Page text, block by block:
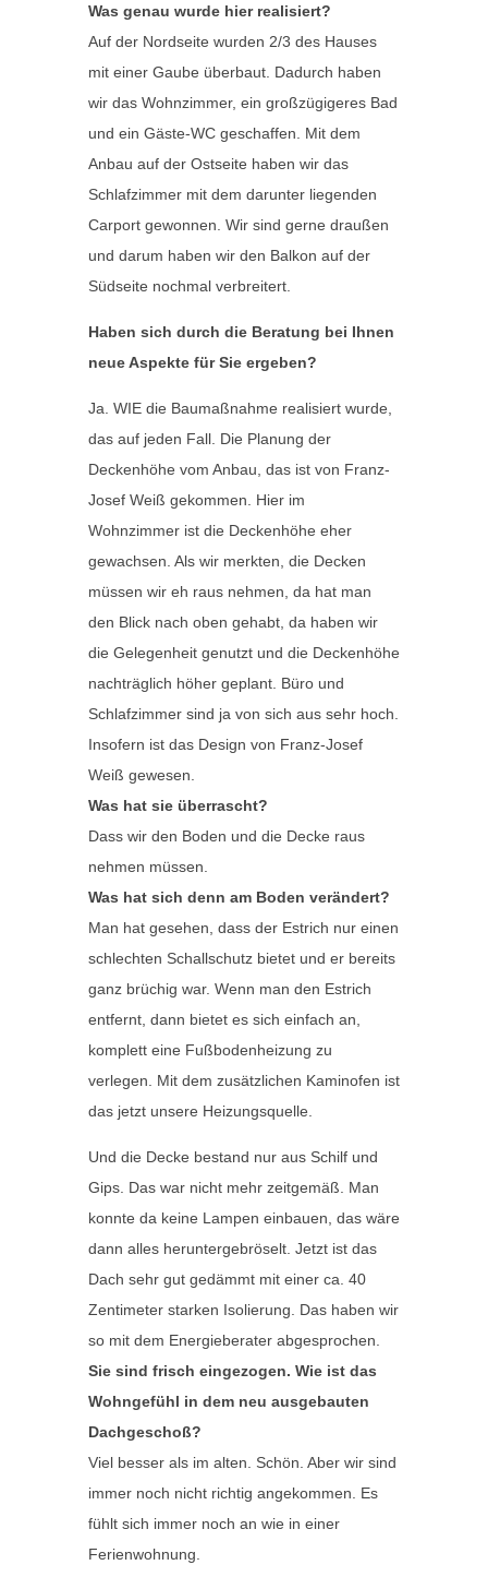
Was genau wurde hier realisiert?
Auf der Nordseite wurden 2/3 des Hauses
mit einer Gaube überbaut. Dadurch haben
wir das Wohnzimmer, ein großzügigeres Bad
und ein Gäste-WC geschaffen. Mit dem
Anbau auf der Ostseite haben wir das
Schlafzimmer mit dem darunter liegenden
Carport gewonnen. Wir sind gerne draußen
und darum haben wir den Balkon auf der
Südseite nochmal verbreitert.
Haben sich durch die Beratung bei Ihnen
neue Aspekte für Sie ergeben?
Ja. WIE die Baumaßnahme realisiert wurde,
das auf jeden Fall. Die Planung der
Deckenhöhe vom Anbau, das ist von Franz-
Josef Weiß gekommen. Hier im
Wohnzimmer ist die Deckenhöhe eher
gewachsen. Als wir merkten, die Decken
müssen wir eh raus nehmen, da hat man
den Blick nach oben gehabt, da haben wir
die Gelegenheit genutzt und die Deckenhöhe
nachträglich höher geplant. Büro und
Schlafzimmer sind ja von sich aus sehr hoch.
Insofern ist das Design von Franz-Josef
Weiß gewesen.
Was hat sie überrascht?
Dass wir den Boden und die Decke raus
nehmen müssen.
Was hat sich denn am Boden verändert?
Man hat gesehen, dass der Estrich nur einen
schlechten Schallschutz bietet und er bereits
ganz brüchig war. Wenn man den Estrich
entfernt, dann bietet es sich einfach an,
komplett eine Fußbodenheizung zu
verlegen. Mit dem zusätzlichen Kaminofen ist
das jetzt unsere Heizungsquelle.
Und die Decke bestand nur aus Schilf und
Gips. Das war nicht mehr zeitgemäß. Man
konnte da keine Lampen einbauen, das wäre
dann alles heruntergebröselt. Jetzt ist das
Dach sehr gut gedämmt mit einer ca. 40
Zentimeter starken Isolierung. Das haben wir
so mit dem Energieberater abgesprochen.
Sie sind frisch eingezogen. Wie ist das
Wohngefühl in dem neu ausgebauten
Dachgeschoß?
Viel besser als im alten. Schön. Aber wir sind
immer noch nicht richtig angekommen. Es
fühlt sich immer noch an wie in einer
Ferienwohnung.